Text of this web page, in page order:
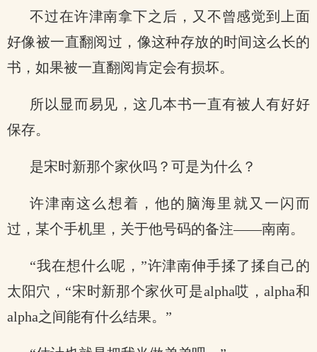
不过在许津南拿下之后，又不曾感觉到上面
好像被一直翻阅过，像这种存放的时间这么长的
书，如果被一直翻阅肯定会有损坏。
所以显而易见，这几本书一直有被人有好好
保存。
是宋时新那个家伙吗？可是为什么？
许津南这么想着，他的脑海里就又一闪而
过，某个手机里，关于他号码的备注——南南。
“我在想什么呢，”许津南伸手揉了揉自己的
太阳穴，“宋时新那个家伙可是alpha哎，alpha和
alpha之间能有什么结果。”